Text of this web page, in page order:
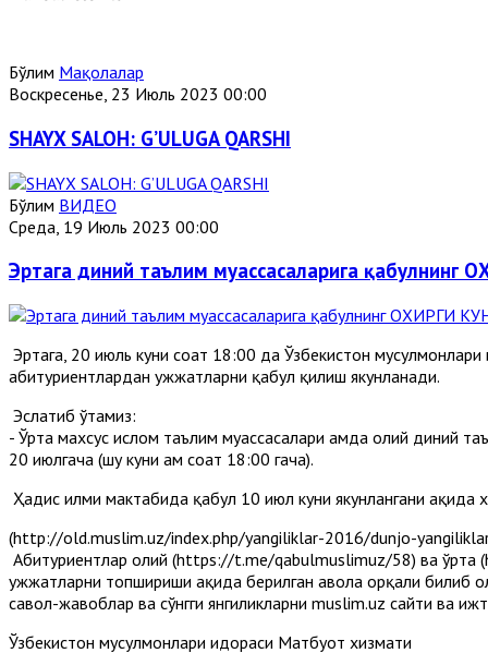
Бўлим Мақолалар
Воскресенье, 23 Июль 2023 00:00
SHAYX SALOH: G’ULUGA QARSHI
Бўлим ВИДЕО
Среда, 19 Июль 2023 00:00
Эртага диний таълим муассасаларига қабулнинг
Эртага, 20 июль куни соат 18:00 да Ўзбекистон
абитуриентлардан ҳужжатларни қабул қилиш якунланади.
Эслатиб ўтамиз:
- Ўрта махсус ислом таълим муассасалари ҳамда олий диний
20 июлгача (шу куни ҳам соат 18:00 гача).
Ҳадис илми мактабида қабул 10 июл куни якунлангани ҳақида
(http://old.muslim.uz/index.php/yangiliklar-2016/dunjo-
Абитуриентлар олий (https://t.me/qabulmuslimuz/58) ва ўрта
ҳужжатларни топшириши ҳақида берилган ҳавола орқали
савол-жавоблар ва сўнгги янгиликларни muslim.uz сайти ва
Ўзбекистон мусулмонлари идораси Матбуот хизмати